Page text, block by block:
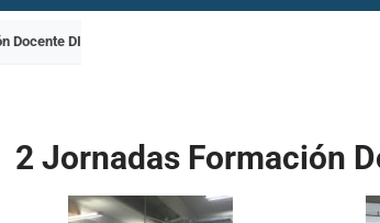
Docente DI
2 Jornadas Formación